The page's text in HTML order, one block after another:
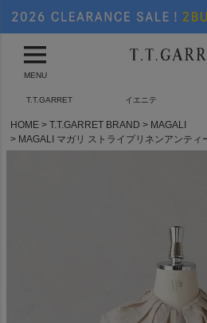
MENU
T.T.GARRET イエニテ
HOME T.T.GARRET BRAND
MAGALI
MAGALI マガリ ストライプリネンアンテ